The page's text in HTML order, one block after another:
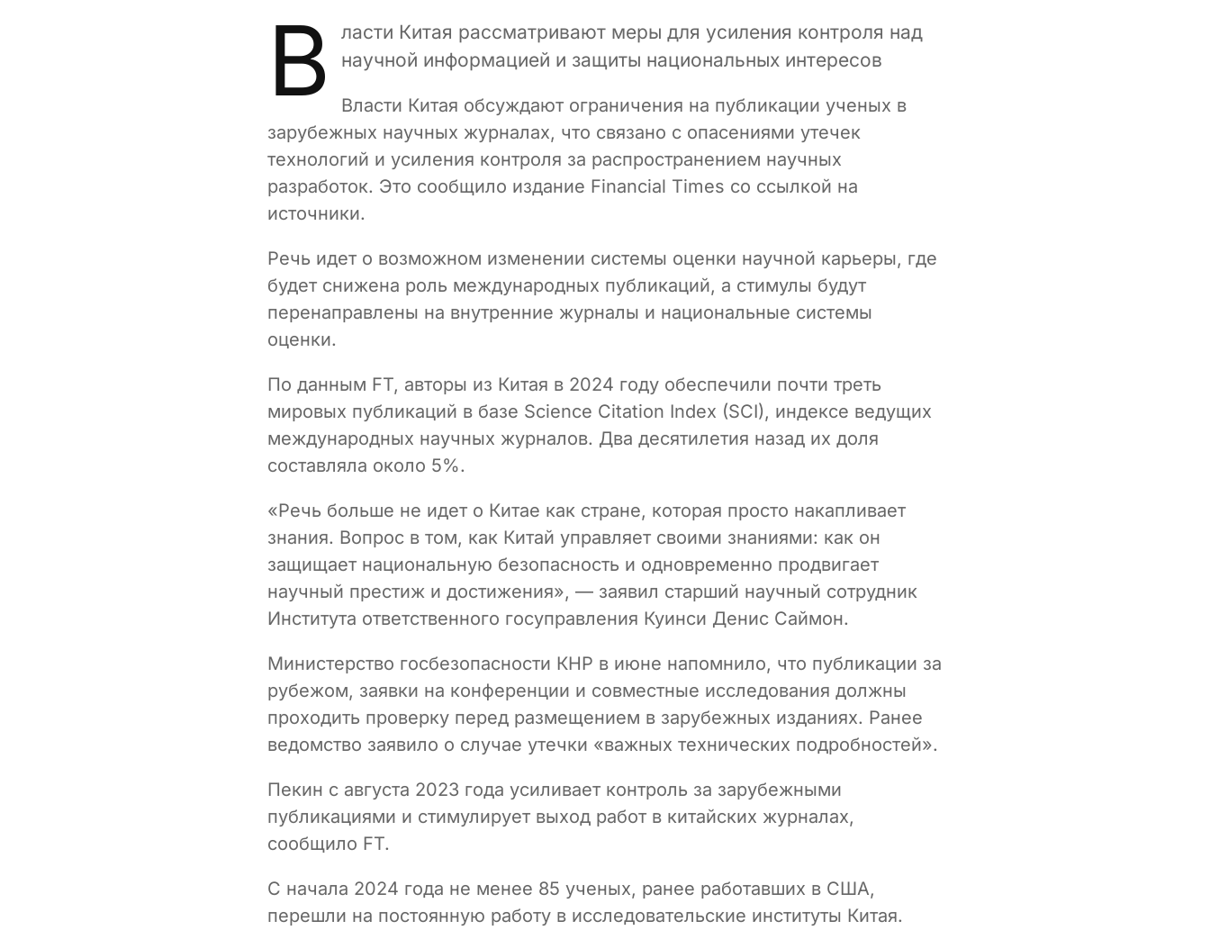
В
ласти Китая рассматривают меры для усиления контроля над
научной информацией и защиты национальных интересов
Власти Китая обсуждают ограничения на публикации ученых в
зарубежных научных журналах, что связано с опасениями утечек
технологий и усиления контроля за распространением научных
разработок. Это сообщило издание Financial Times со ссылкой на
источники.
Речь идет о возможном изменении системы оценки научной карьеры, где
будет снижена роль международных публикаций, а стимулы будут
перенаправлены на внутренние журналы и национальные системы
оценки.
По данным FT, авторы из Китая в 2024 году обеспечили почти треть
мировых публикаций в базе Science Citation Index (SCI), индексе ведущих
международных научных журналов. Два десятилетия назад их доля
составляла около 5%.
«Речь больше не идет о Китае как стране, которая просто накапливает
знания. Вопрос в том, как Китай управляет своими знаниями: как он
защищает национальную безопасность и одновременно продвигает
научный престиж и достижения», — заявил старший научный сотрудник
Института ответственного госуправления Куинси Денис Саймон.
Министерство госбезопасности КНР в июне напомнило, что публикации за
рубежом, заявки на конференции и совместные исследования должны
проходить проверку перед размещением в зарубежных изданиях. Ранее
ведомство заявило о случае утечки «важных технических подробностей».
Пекин с августа 2023 года усиливает контроль за зарубежными
публикациями и стимулирует выход работ в китайских журналах,
сообщило FT.
С начала 2024 года не менее 85 ученых, ранее работавших в США,
перешли на постоянную работу в исследовательские институты Китая.